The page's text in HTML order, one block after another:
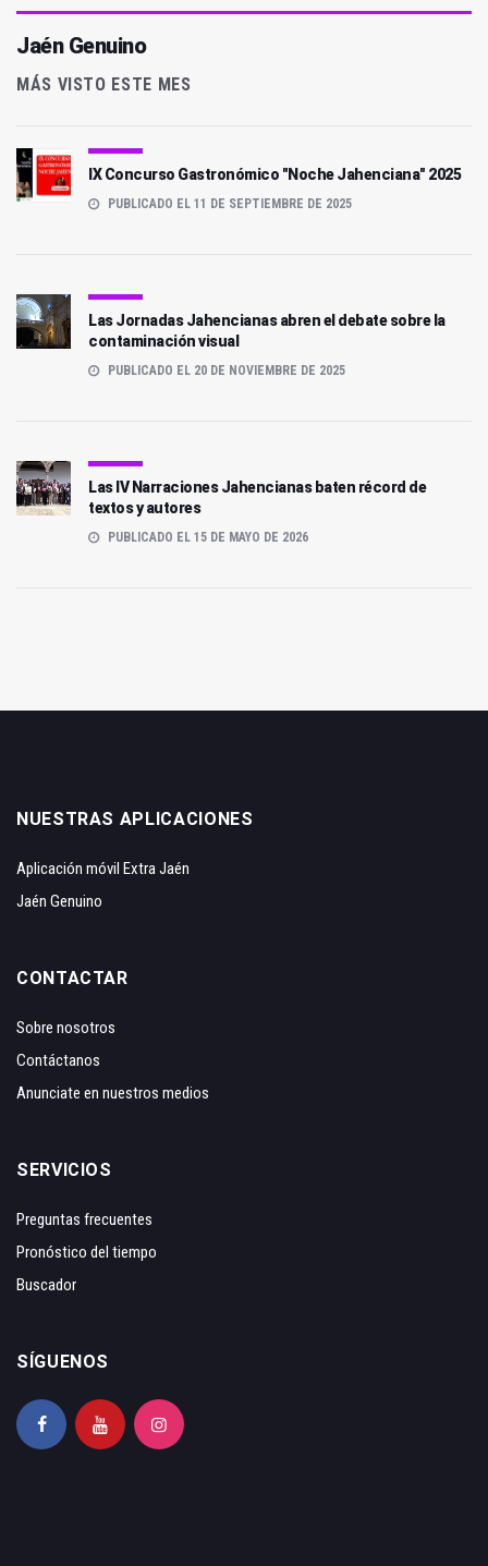
Jaén Genuino
MÁS VISTO ESTE MES
IX Concurso Gastronómico "Noche Jahenciana" 2025
PUBLICADO EL 11 DE SEPTIEMBRE DE 2025
Las Jornadas Jahencianas abren el debate sobre la
contaminación visual
PUBLICADO EL 20 DE NOVIEMBRE DE 2025
Las IV Narraciones Jahencianas baten récord de
textos y autores
PUBLICADO EL 15 DE MAYO DE 2026
NUESTRAS APLICACIONES
Aplicación móvil Extra Jaén
Jaén Genuino
CONTACTAR
Sobre nosotros
Contáctanos
Anunciate en nuestros medios
SERVICIOS
Preguntas frecuentes
Pronóstico del tiempo
Buscador
SÍGUENOS